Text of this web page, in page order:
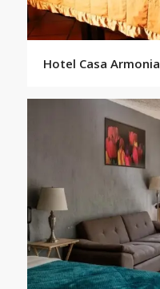
Hotel Casa Armonia